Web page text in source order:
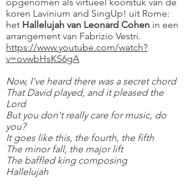
koren Lavinium and SingUp! uit Rome:
het Hallelujah van Leonard Cohen in een
arrangement van Fabrizio Vestri.
https://www.youtube.com/watch?
v=ovwbHsKS6gA
Now, I've heard there was a secret chord
That David played, and it pleased the
Lord
But you don't really care for music, do
you?
It goes like this, the fourth, the fifth
The minor fall, the major lift
The baffled king composing
Hallelujah